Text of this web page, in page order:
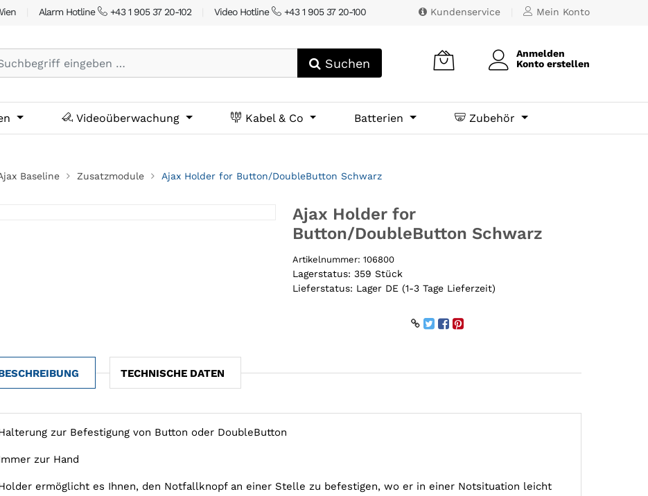
Alarm Hotline +43 1 905 37 20-102 Video Hotline +43 1 905 37 20-100 Kundenservice Mein Konto
Suchen
Anmelden
Konto erstellen
Videoüberwachung Kabel & Co Batterien Zubehör
Baseline Zusatzmodule Ajax Holder for Button/DoubleButton Schwarz
Ajax Holder for
Button/DoubleButton Schwarz
Artikelnummer: 106800
Lagerstatus: 359 Stück
Lieferstatus: Lager DE (1-3 Tage Lieferzeit)
TECHNISCHE DATEN
zur Befestigung von Button oder DoubleButton
zur Hand
ermöglicht es Ihnen, den Notfallknopf an einer Stelle zu befestigen, wo er in einer Notsituation leicht